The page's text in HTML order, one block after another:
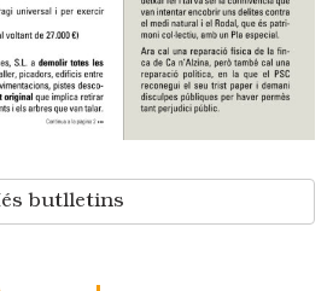
butlletins